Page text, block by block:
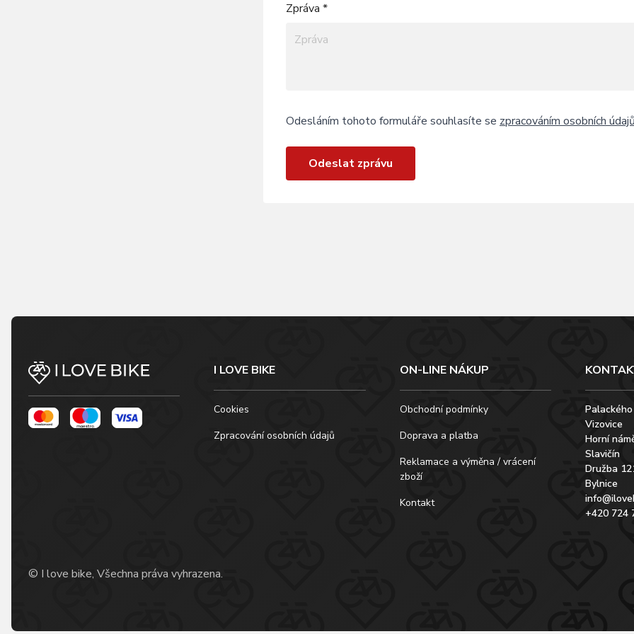
Zpráva *
Odesláním tohoto formuláře souhlasíte se zpracováním osobních
Odeslat zprávu
I LOVE BIKE
Cookies
Zpracování osobních údajů
ON-LINE NÁKUP
Obchodní podmínky
Doprava a platba
Reklamace a výměna / vrácení
zboží
Kontakt
Vizovice
Horní
Slavičín
Družba
Bylnice
+420 724
© I love bike, Všechna práva vyhrazena.